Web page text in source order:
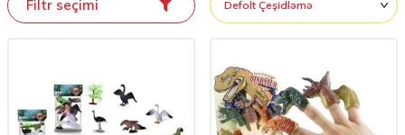
Filtr seçimi